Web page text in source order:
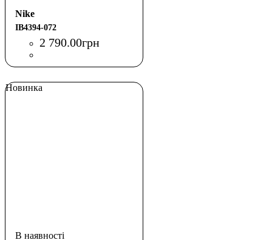
Nike
IB4394-072
2 790.00грн
Новинка